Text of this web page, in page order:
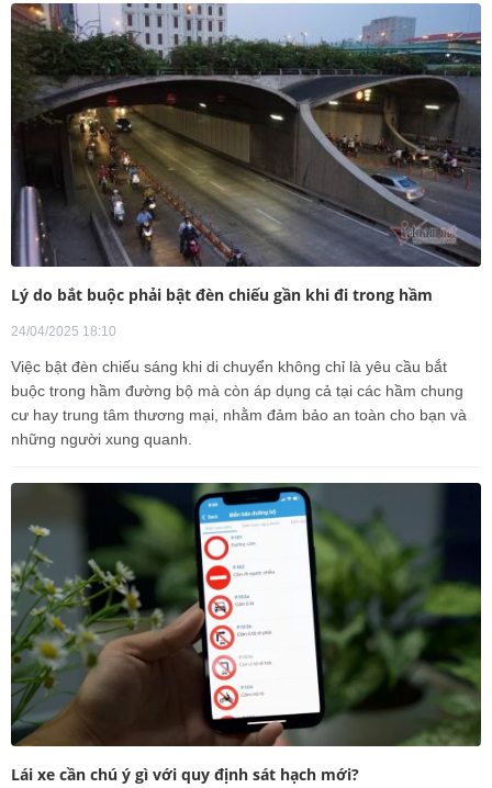
Lý do bắt buộc phải bật đèn chiếu gần khi đi trong hầm
24/04/2025 18:10
Việc bật đèn chiếu sáng khi di chuyển không chỉ là yêu cầu bắt
buộc trong hầm đường bộ mà còn áp dụng cả tại các hầm chung
cư hay trung tâm thương mại, nhằm đảm bảo an toàn cho bạn và
những người xung quanh.
Lái xe cần chú ý gì với quy định sát hạch mới?